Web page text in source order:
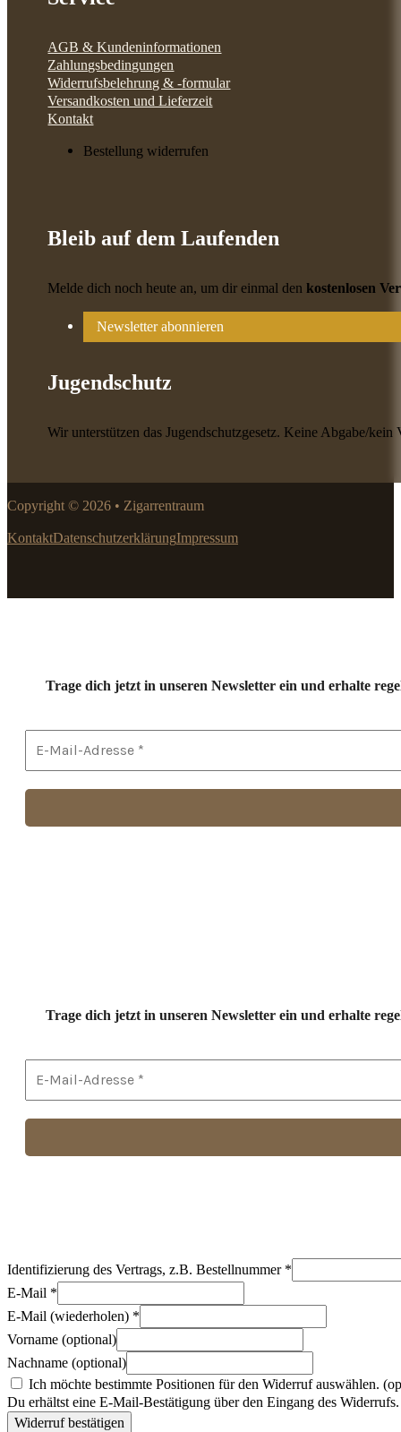
AGB & Kundeninformationen
Zahlungsbedingungen
Widerrufsbelehrung & -formular
Versandkosten und Lieferzeit
Kontakt
Bestellung widerrufen
Bleib auf dem Laufenden
Melde dich noch heute an, um dir einmal denkostenlosen
Newsletter abonnieren
Jugendschutz
Wir unterstützen das Jugendschutzgesetz. Keine Abgabe/
Copyright © 2026 • Zigarrentraum
KontaktDatenschutzerklärungImpressum
Trage dich jetzt in unseren Newsletter ein und erhalte
Trage dich jetzt in unseren Newsletter ein und erhalte
Identifizierung des Vertrags, z.B. Bestellnummer *
E-Mail *
E-Mail (wiederholen) *
Vorname (optional)
Nachname (optional)
Ich möchte bestimmte Positionen für den Widerruf auswählen.
Du erhältst eine E-Mail-Bestätigung über den Eingang des
Widerruf bestätigen